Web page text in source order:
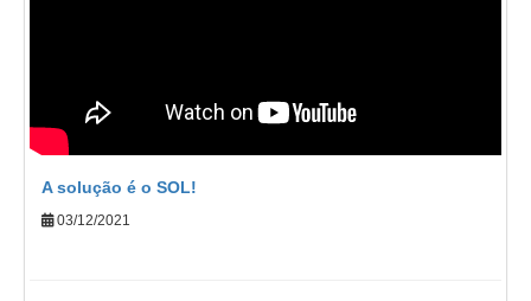
A solução é o SOL!
03/12/2021